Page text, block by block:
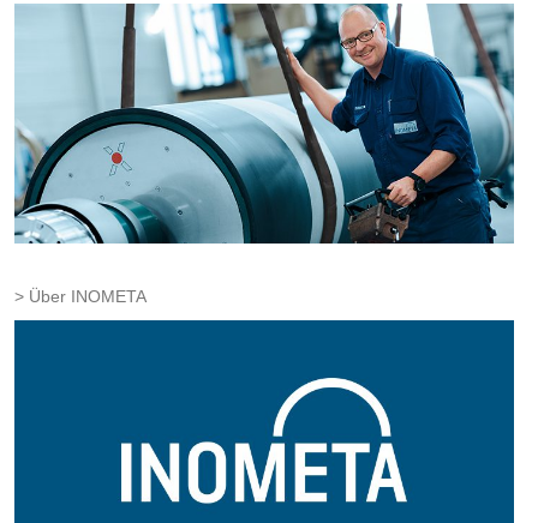
Über INOMETA